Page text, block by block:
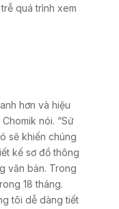
quá trình xem
hơn và hiệu
nói. “Sử
sẽ khiến chúng
kế sơ đồ thông
văn bản. Trong
18 tháng.
tôi dễ dàng tiết